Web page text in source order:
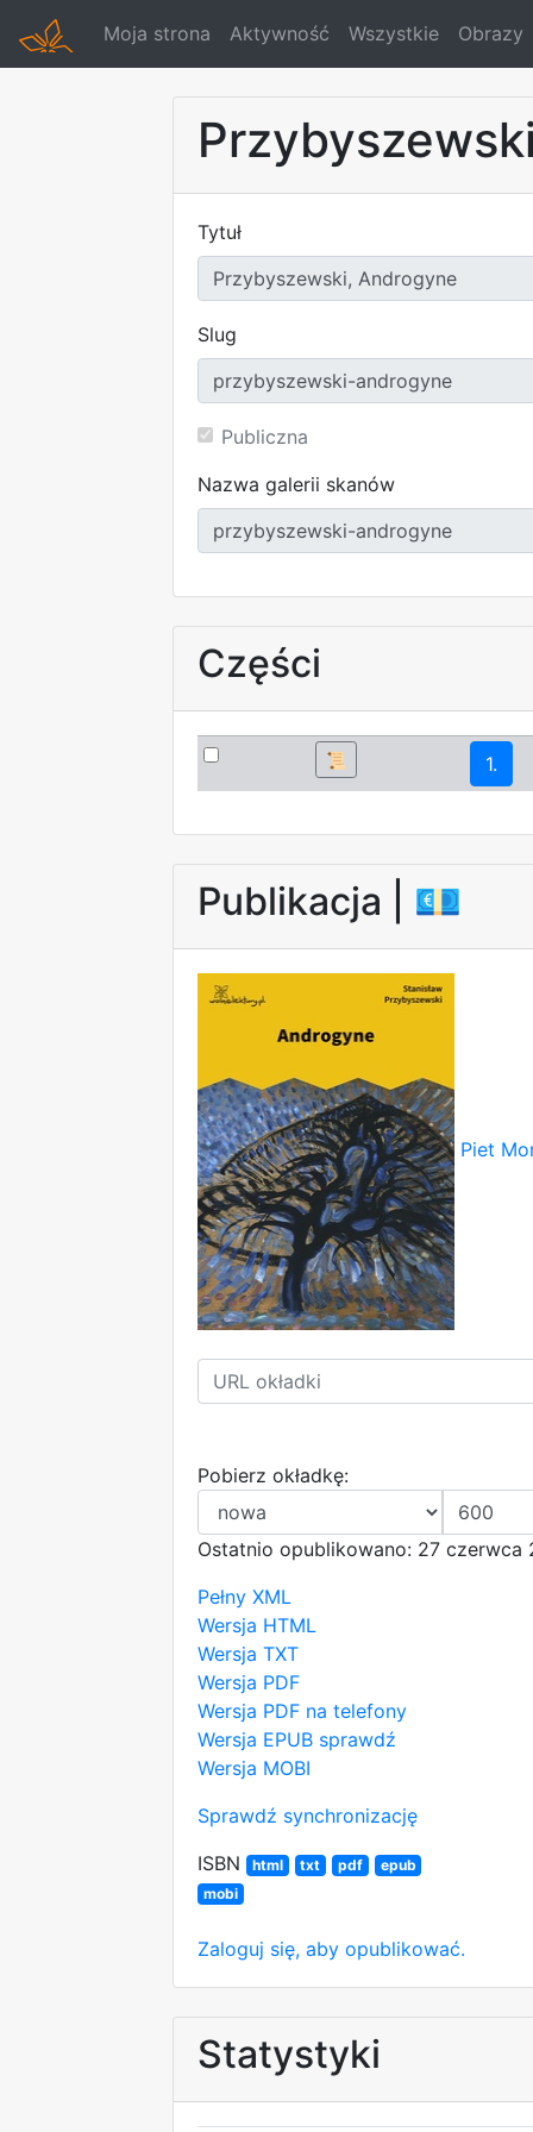
Moja strona Aktywność Wszystkie Obrazy
Tytuł
Slug
Publiczna
Nazwa galerii skanów
Części
📜 1.
Publikacja | 💶
Piet
Pobierz okładkę:
Ostatnio opublikowano: 27 czerwca
Pełny XML
Wersja HTML
Wersja TXT
Wersja PDF
Wersja PDF na telefony
Wersja EPUB sprawdź
Wersja MOBI
Sprawdź synchronizację
ISBN
html txt pdf
epub
mobi
Zaloguj się, aby opublikować.
Statystyki